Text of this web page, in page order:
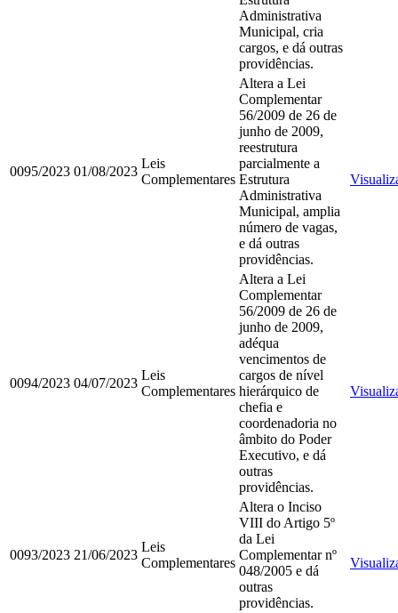
Administrativa
Municipal, cria
cargos, e dá outras
providências.
0095/2023 01/08/2023
Leis
Complementares
Altera a Lei
Complementar
56/2009 de 26 de
junho de 2009,
reestrutura
parcialmente a
Estrutura
Administrativa
Municipal, amplia
número de vagas,
e dá outras
providências.
0094/2023 04/07/2023
Leis
Complementares
Altera a Lei
Complementar
56/2009 de 26 de
junho de 2009,
adéqua
vencimentos de
cargos de nível
hierárquico de
chefia e
coordenadoria no
âmbito do Poder
Executivo, e dá
outras
providências.
0093/2023 21/06/2023
Leis
Complementares
Altera o Inciso
VIII do Artigo 5º
da Lei
Complementar nº
048/2005 e dá
outras
providências.